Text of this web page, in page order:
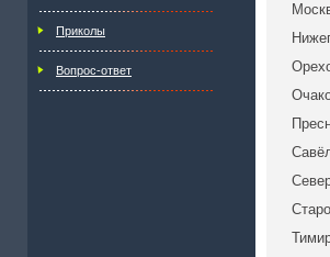
Приколы
Вопрос-ответ